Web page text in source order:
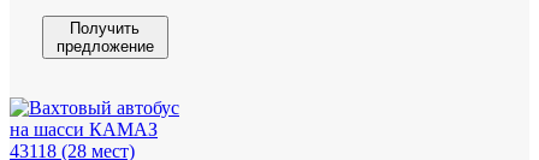
Получить
предложение